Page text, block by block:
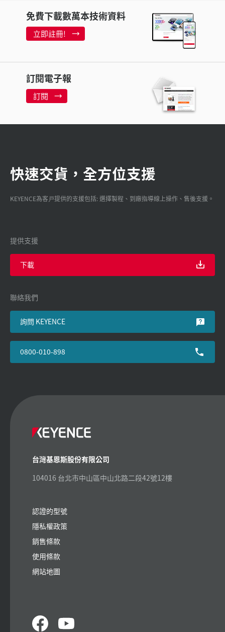
免費下載數萬本技術資料
立即註冊!
訂閱電子報
訂閱
快速交貨，全方位支援
KEYENCE為客戸提供的支援包括: 選擇製程、到廠指導線上操作、售後支援。
提供支援
下載
聯絡我們
詢問 KEYENCE
0800-010-898
台灣基恩斯股份有限公司
104016 台北市中山區中山北路二段42號12樓
認證的型號
隱私權政策
銷售條款
使用條款
網站地圖